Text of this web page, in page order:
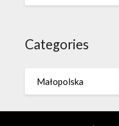
Categories
Małopolska